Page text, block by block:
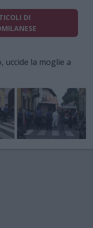
DI
uccide la moglie a